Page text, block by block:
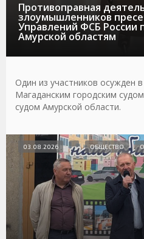
Противоправная
злоумышленников
Управлений ФСБ России
Амурской областям
Один из участников осужден
Магаданским городским
судом Амурской области.
03.08.2026 ОБЩЕСТВО